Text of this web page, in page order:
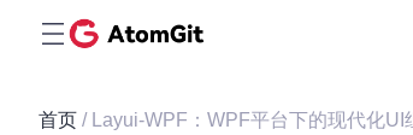
首页 / Layui-WPF：WPF平台下的现代化UI